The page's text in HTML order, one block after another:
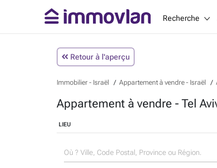
Recherche
Retour à l'aperçu
Immobilier - Israël Appartement à vendre - Israël
Appartement à vendre - Tel
LIEU